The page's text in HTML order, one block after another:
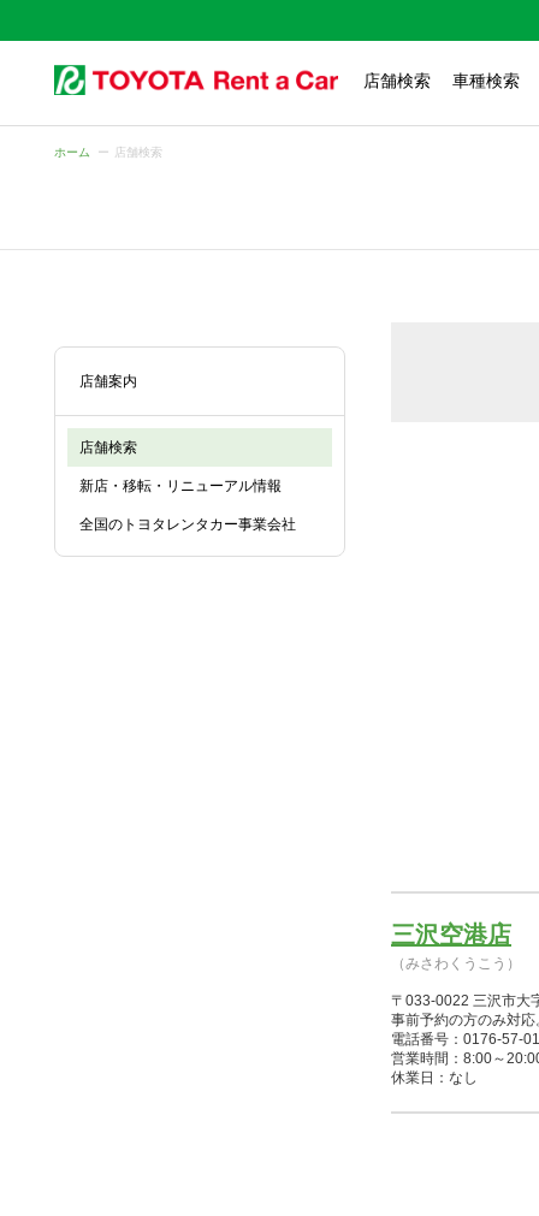
店舗検索 車種検索
ホーム 店舗検索
店舗案内
店舗検索
新店・移転・リニューアル情報
全国のトヨタレンタカー事業会社
三沢空港店
（みさわくうこう）
〒033-0022 三沢市大
事前予約の方のみ対応
電話番号：0176-57-
営業時間：8:00～
休業日：なし